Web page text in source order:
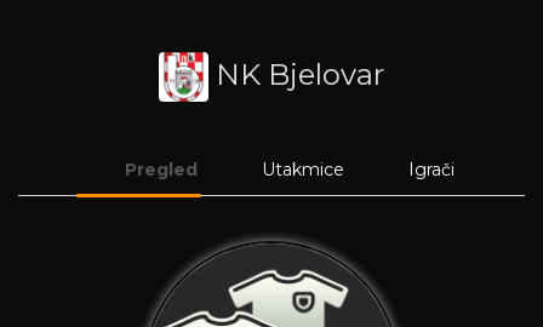
NK Bjelovar
Pregled Utakmice Igrači